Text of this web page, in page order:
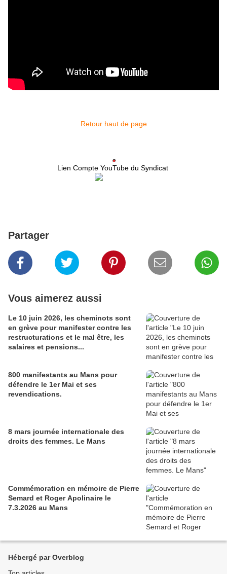
Retour haut de page
Lien Compte YouTube du Syndicat
Partager
Vous aimerez aussi
Le 10 juin 2026, les cheminots sont
en grève pour manifester contre les
restructurations et le mal être, les
salaires et pensions...
800 manifestants au Mans pour
défendre le 1er Mai et ses
revendications.
8 mars journée internationale des
droits des femmes. Le Mans
Commémoration en mémoire de Pierre
Semard et Roger Apolinaire le
7.3.2026 au Mans
Hébergé par Overblog